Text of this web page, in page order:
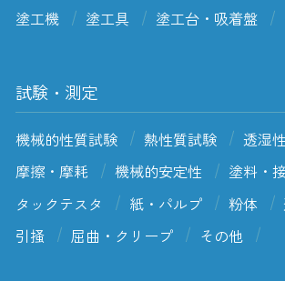
塗工機 塗工具 塗工台・吸着盤
試験・測定
機械的性質試験 熱性質試験
透湿
摩擦・摩耗
機械的安定性
塗料・
タックテスタ
紙・パルプ 粉体
引掻
屈曲・クリープ その他